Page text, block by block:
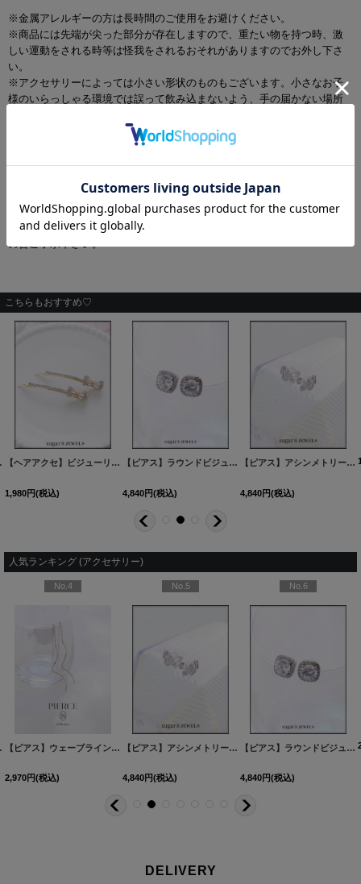
※金属アレルギーの方は長時間のご使用をお避けください。
※商品には先端が尖った部分が存在しますので、重たい物を持つ時、激
しい運動をされる時等は怪我をされるおそれがありますのでお外し下さ
い。
※アクセサリーによっては小さい形状のものもございます。小さなお子
様のいらっしゃる環境では誤って飲み込まないよう、手の届かない場所
※サウナ等高温の場所、あるいはスキー場などの寒地でのピアスなどの
アクセサリーの使用は火傷、凍傷の原因になる場合がありますので着用
しないで下さい。
色の一部が色落ち、変色する場合があります。
※当店ではお客様の不注意によるいかなる事故や損害、また用途以外の
使用方法での損害などが生じましても一切の責任を負いかねますのでそ
の旨ご了承下さい。
こちらもおすすめ♡
] [ PI168-260516-1 ]
ー】[OF02] [A2307503-260514-1]
【ヘアアクセ】ビジューリボンヘアピン【Fサイズ/1カラー】[OF02] A2307502-260514-
1,980円(税込)
【ピアス】ラウンドビジュースクエアピアス【Fサイズ/1カラー】[OF02]
4,840円(税込)
【ピアス】アシンメトリーバタフライビジューピアス【Fサイズ/1カラー】[OF02]
4,840円(税込)
人気ランキング (アクセサリー)
1]
[NE355-260528-1]
】[OF02] [NE337-260530-1]
No.4
【ピアス】ウェーブラインロングピアス【Fサイズ/1カラー】 [MG-PI402-GD-F ]
2,970円(税込)
No.5
【ピアス】アシンメトリーバタフライビジューピアス【Fサイズ/1カラー】[OF02]
4,840円(税込)
No.6
【ピアス】ラウンドビジュースクエアピアス【Fサイズ/1カラー】[OF02]
4,840円(税込)
DELIVERY